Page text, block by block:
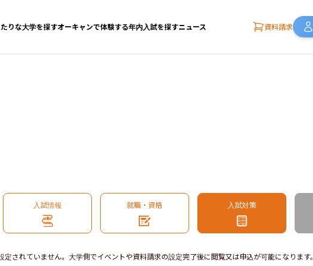
りな大学を探すオーキャンで体験する年内入試を探すニュース 資料請求
入試情報 就職・資格 入試対策
されていません。大学側でイベントや資料請求の設定完了後に閲覧又は申込が可能になります。